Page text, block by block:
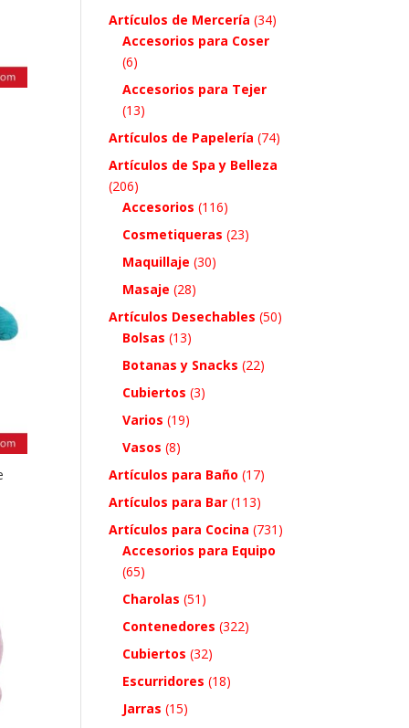
Artículos de Mercería (34)
Accesorios para Coser
(6)
Accesorios para Tejer
(13)
Artículos de Papelería (74)
Artículos de Spa y Belleza
(206)
Accesorios (116)
Cosmetiqueras (23)
Maquillaje (30)
Masaje (28)
Artículos Desechables (50)
Bolsas (13)
Botanas y Snacks (22)
Cubiertos (3)
Varios (19)
Vasos (8)
Artículos para Baño (17)
Artículos para Bar (113)
Artículos para Cocina (731)
Accesorios para Equipo
(65)
Charolas (51)
Contenedores (322)
Cubiertos (32)
Escurridores (18)
Jarras (15)